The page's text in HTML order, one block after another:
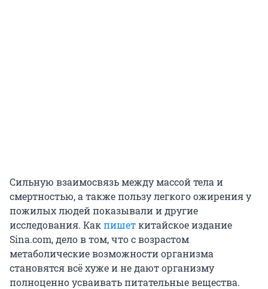
Сильную взаимосвязь между массой тела и
смертностью, а также пользу легкого ожирения у
пожилых людей показывали и другие
исследования. Какпишеткитайское издание
Sina.com, дело в том, что с возрастом
метаболические возможности организма
становятся всё хуже и не дают организму
полноценно усваивать питательные вещества.